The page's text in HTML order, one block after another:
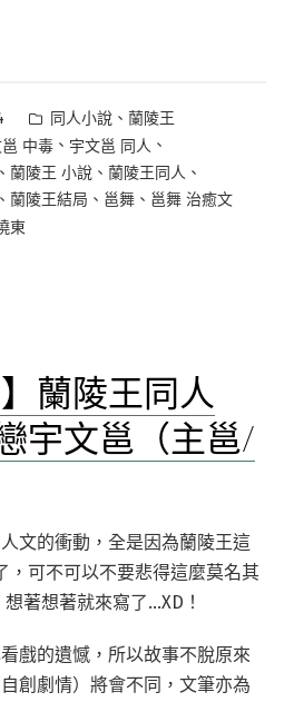
分
類:
同人小說 、 蘭陵王
中毒 、 宇文邕 同人 、
、 蘭陵王 小說 、 蘭陵王同人 、
、 蘭陵王結局 、 邕舞 、 邕舞 治癒文
東
蘭陵王同人
宇文邕（主邕/
文的衝動，全是因為蘭陵王這
可不可以不要悲得這麼莫名其
想著想著就來寫了…XD！
戲的遺憾，所以故事不脫原來
創劇情）將會不同，文筆亦為